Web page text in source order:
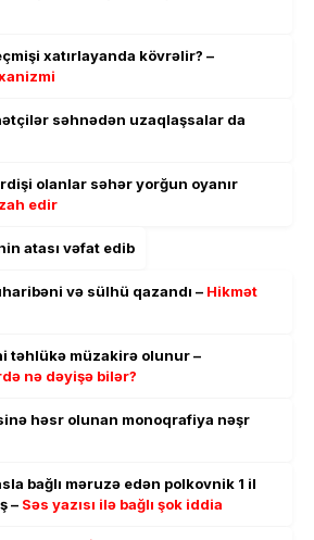
xatırlayanda kövrəlir? –
səhnədən uzaqlaşsalar da
olanlar səhər yorğun oyanır
edir
atası vəfat edib
və sülhü qazandı – Hikmət
təhlükə müzakirə olunur –
nə dəyişə bilər?
həsr olunan monoqrafiya nəşr
bağlı məruzə edən polkovnik 1 il
– Səs yazısı ilə bağlı şok iddia